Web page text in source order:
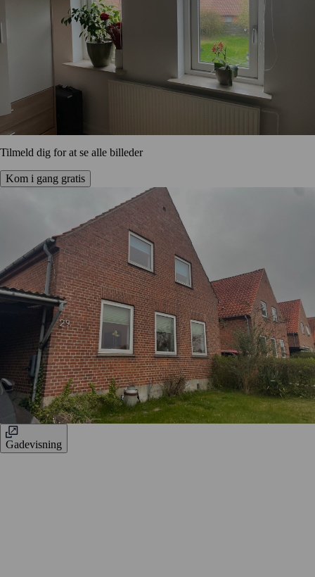
Tilmeld dig for at se alle billeder
Kom i gang gratis
Gadevisning